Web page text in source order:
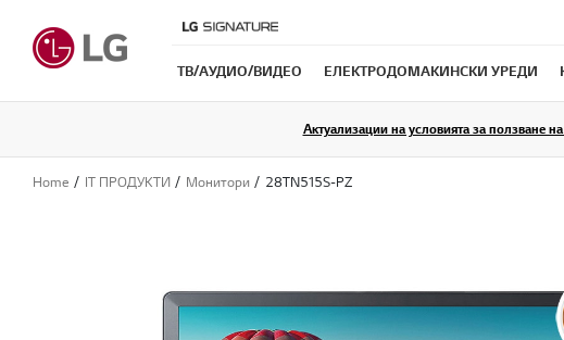
ТB/АУДИО/ВИДЕО ЕЛЕКТРОДОМАКИНСКИ УРЕДИ
Актуализации на условията за ползване
Home IT ПРОДУКТИ Монитори 28TN515S-PZ